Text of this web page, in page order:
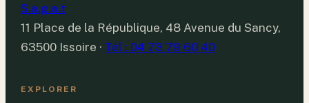
S.a.g.a.t
11 Place de la République, 48 Avenue du Sancy,
63500 Issoire · Tél : 04 73 79 60 40
EXPLORER